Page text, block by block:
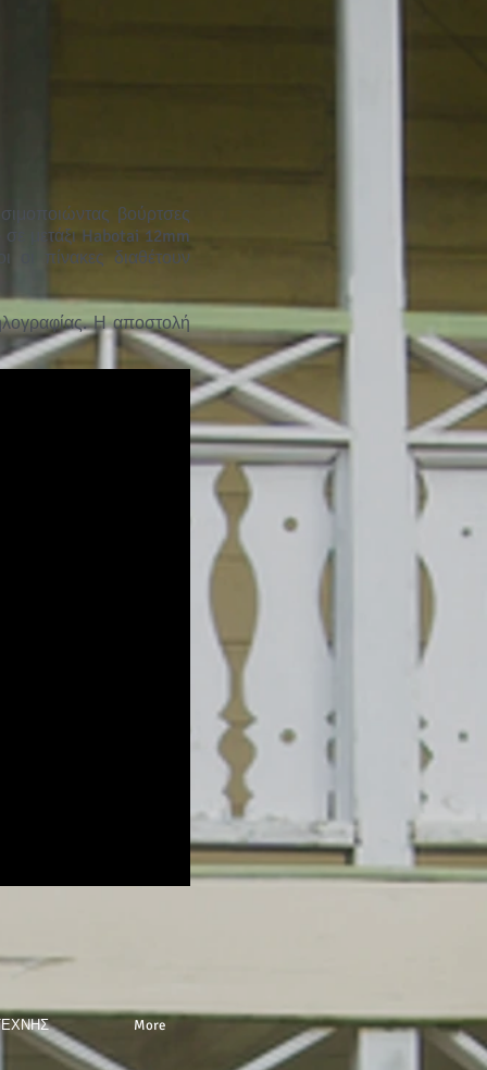
βούρτσες
μετάξι Habotai 12mm
πίνακες διαθέτουν
Η αποστολή
More